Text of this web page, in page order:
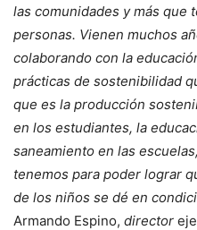
las comunidades y más que
personas. Vienen muchos
colaborando con la
prácticas de sostenibilidad
que es la producción
en los estudiantes, la
saneamiento en las
tenemos para poder lograr
de los niños se dé en
Armando Espino, director